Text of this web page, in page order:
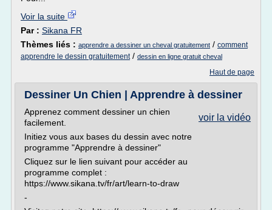
Voir la suite
Par : Sikana FR
Thèmes liés : apprendre a dessiner un cheval gratuitement / comment
apprendre le dessin gratuitement/ dessin en ligne gratuit cheval
Haut de page
Dessiner Un Chien | Apprendre à dessiner
voir la vidéo
Apprenez comment dessiner un chien
facilement.
Initiez vous aux bases du dessin avec notre
programme "Apprendre à dessiner"
Cliquez sur le lien suivant pour accéder au
programme complet :
https://www.sikana.tv/fr/art/learn-to-draw
-